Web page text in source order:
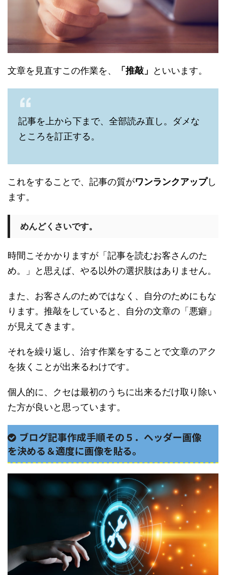
文章を見直すこの作業を、 「推敲」 といいます。
記事を上から下まで、全部読み直し。ダメな
ところを訂正する。
これをすることで、記事の質がワンランクアップし
ます。
めんどくさいです。
時間こそかかりますが「記事を読むお客さんのた
め。」と思えば、やる以外の選択肢はありません。
また、お客さんのためではなく、自分のためにもな
ります。推敲をしていると、自分の文章の「悪癖」
が見えてきます。
それを繰り返し、治す作業をすることで文章のアク
を抜くことが出来るわけです。
個人的に、クセは最初のうちに出来るだけ取り除い
た方が良いと思っています。
ブログ記事作成手順その５．ヘッダー画像
を決める＆適度に画像を貼る。